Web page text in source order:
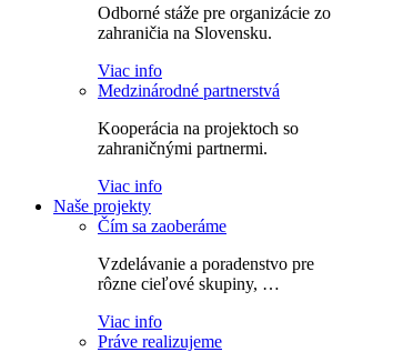
Odborné stáže pre organizácie zo
zahraničia na Slovensku.
Viac info
Medzinárodné partnerstvá
Kooperácia na projektoch so
zahraničnými partnermi.
Viac info
Naše projekty
Čím sa zaoberáme
Vzdelávanie a poradenstvo pre
rôzne cieľové skupiny, …
Viac info
Práve realizujeme